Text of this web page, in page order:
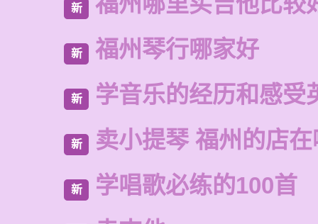
新
新 福州琴行哪家好
新 学音乐的经历和感受
新 卖小提琴 福州的店
新 学唱歌必练的100首